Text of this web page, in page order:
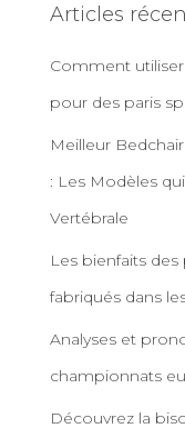
Articles
Comment
pour des paris
Meilleur
: Les Modèles
Vertébrale
Les bienfaits
fabriqués dans
Analyses et
championnats
Découvrez la